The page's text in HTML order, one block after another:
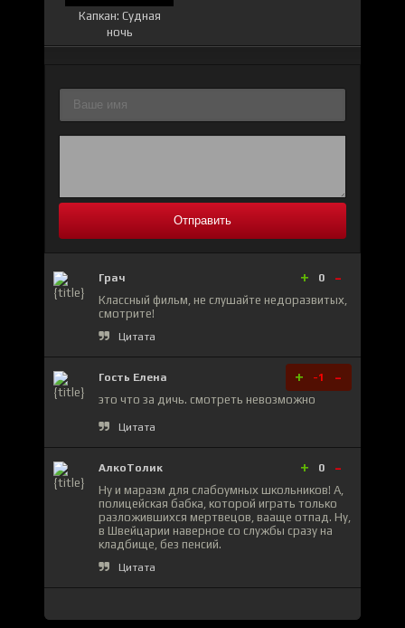
Капкан: Судная
ночь
Отправить
Грач + 0 -
Классный фильм, не слушайте недоразвитых,
смотрите!
Цитата
Гость Елена + -1 -
это что за дичь. смотреть невозможно
Цитата
АлкоТолик + 0 -
Ну и маразм для слабоумных школьников! А,
полицейская бабка, которой играть только
разложившихся мертвецов, вааще отпад. Ну,
в Швейцарии наверное со службы сразу на
кладбище, без пенсий.
Цитата